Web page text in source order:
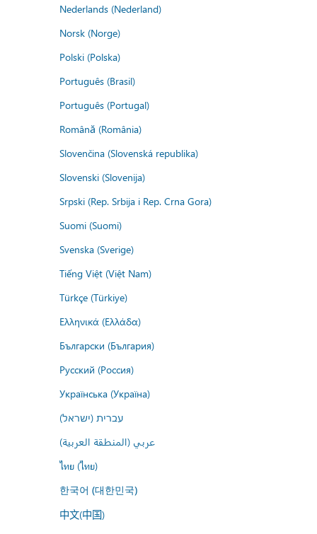
Nederlands (Nederland)
Norsk (Norge)
Polski (Polska)
Português (Brasil)
Português (Portugal)
Română (România)
Slovenčina (Slovenská republika)
Slovenski (Slovenija)
Srpski (Rep. Srbija i Rep. Crna Gora)
Suomi (Suomi)
Svenska (Sverige)
Tiếng Việt (Việt Nam)
Türkçe (Türkiye)
Ελληνικά (Ελλάδα)
Български (България)
Русский (Россия)
Українська (Україна)
עברית (ישראל)
عربي (المنطقة العربية)
ไทย (ไทย)
한국어 (대한민국)
中文(中国)